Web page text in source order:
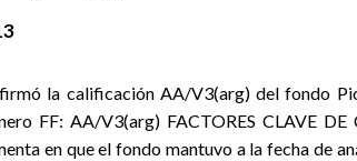
la calificación AA/V3(arg) del fondo
FF: AA/V3(arg) FACTORES CLAVE
en que el fondo mantuvo a la fecha de